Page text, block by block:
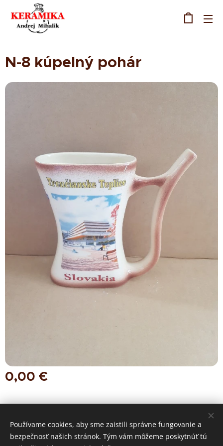
N-8 kúpelný pohár
0,00 €
keramickavyroba © 2023 Všetky práva vyhradené
Cookies
Používame cookies, aby sme zaistili správne fungovanie a
bezpečnosť našich stránok. Tým vám môžeme poskytnúť tú